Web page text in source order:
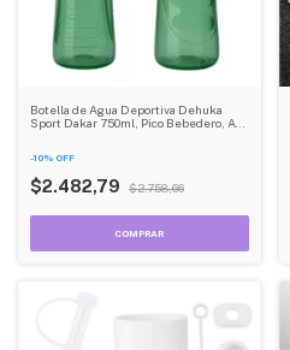
Botella de Agua Deportiva Dehuka
Sport Dakar 750ml, Pico Bebedero, Asa
-10% OFF
$2.482,79 $2.758,66